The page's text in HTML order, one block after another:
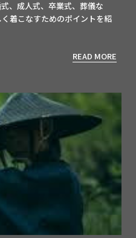
、成人式、卒業式、葬儀な
着こなすためのポイントを紹
READ MORE